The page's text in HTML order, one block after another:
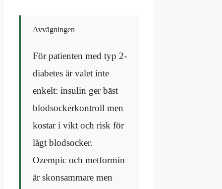
Avvägningen
För patienten med typ 2-
diabetes är valet inte
enkelt: insulin ger bäst
blodsockerkontroll men
kostar i vikt och risk för
lågt blodsocker.
Ozempic och metformin
är skonsammare men